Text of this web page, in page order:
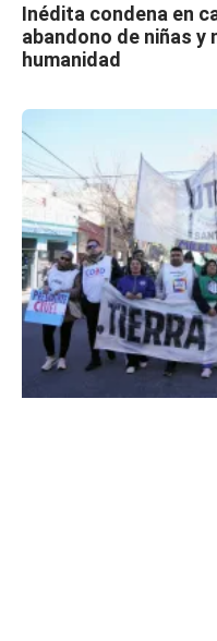
Inédita condena en
abandono de niñas y
humanidad